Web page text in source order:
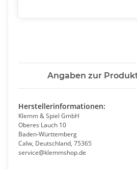
Angaben zur
Herstellerinformationen:
Klemm & Spiel GmbH
Oberes Lauch 10
Baden-Württemberg
Calw, Deutschland, 75365
service@klemmshop.de